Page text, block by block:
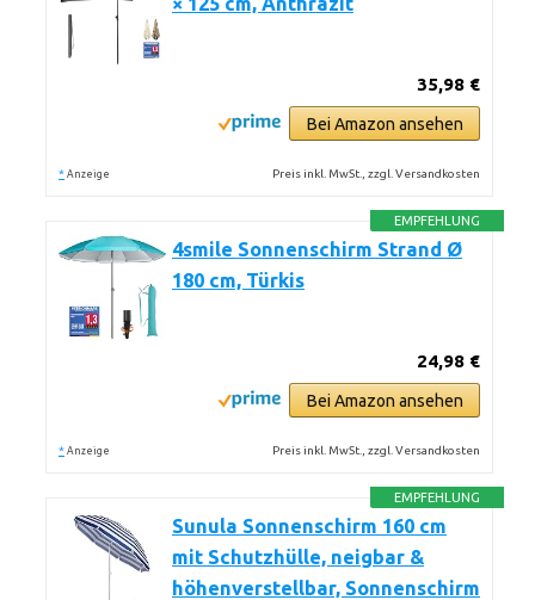
35,98 €
Bei Amazon ansehen
* Anzeige Preis inkl. MwSt., zzgl. Versandkosten
EMPFEHLUNG
4smile Sonnenschirm Strand Ø
180 cm, Türkis
24,98 €
Bei Amazon ansehen
* Anzeige Preis inkl. MwSt., zzgl. Versandkosten
EMPFEHLUNG
Sunula Sonnenschirm 160 cm
mit Schutzhülle, neigbar &
höhenverstellbar, Sonnenschirm